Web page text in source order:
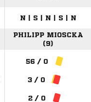
N | S | N | S | N
PHILIPP MIOSCKA
(9)
56 / 0
3 / 0
2 / 0